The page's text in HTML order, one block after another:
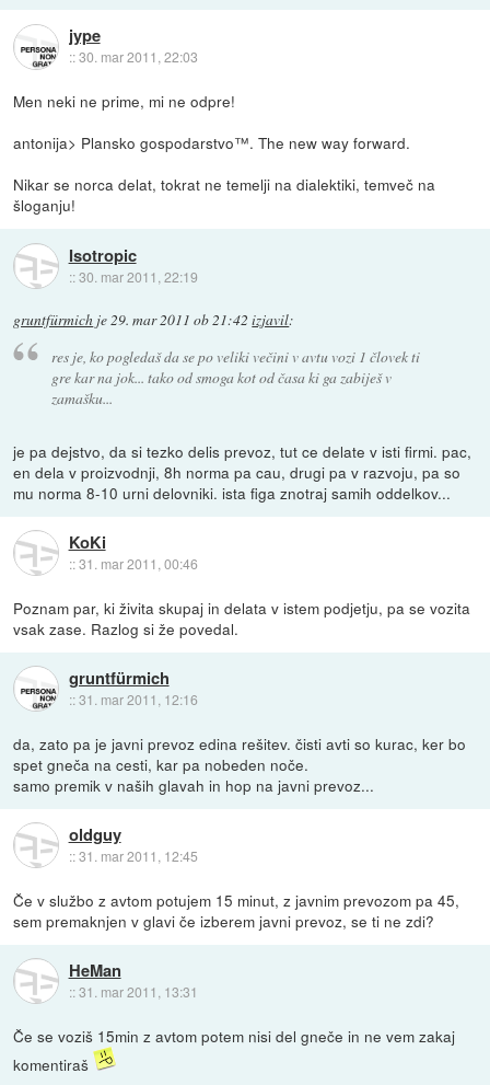
jype
::30. mar 2011, 22:03
Men neki ne prime, mi ne odpre!
antonija> Plansko gospodarstvo™. The new way forward.
Nikar se norca delat, tokrat ne temelji na dialektiki, temveč na
šloganju!
Isotropic
::30. mar 2011, 22:19
gruntfürmich je29. mar 2011 ob 21:42 izjavil:
res je, ko pogledaš da se po veliki večini v avtu vozi 1 človek ti
gre kar na jok... tako od smoga kot od časa ki ga zabiješ v
zamašku...
je pa dejstvo, da si tezko delis prevoz, tut ce delate v isti firmi. pac,
en dela v proizvodnji, 8h norma pa cau, drugi pa v razvoju, pa so
mu norma 8-10 urni delovniki. ista figa znotraj samih oddelkov...
KoKi
::31. mar 2011, 00:46
Poznam par, ki živita skupaj in delata v istem podjetju, pa se vozita
vsak zase. Razlog si že povedal.
gruntfürmich
::31. mar 2011, 12:16
da, zato pa je javni prevoz edina rešitev. čisti avti so kurac, ker bo
spet gneča na cesti, kar pa nobeden noče.
samo premik v naših glavah in hop na javni prevoz...
oldguy
::31. mar 2011, 12:45
Če v službo z avtom potujem 15 minut, z javnim prevozom pa 45,
sem premaknjen v glavi če izberem javni prevoz, se ti ne zdi?
HeMan
::31. mar 2011, 13:31
Če se voziš 15min z avtom potem nisi del gneče in ne vem zakaj
komentiraš